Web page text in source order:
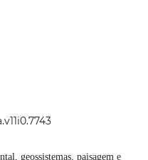
geossistemas, paisagem e